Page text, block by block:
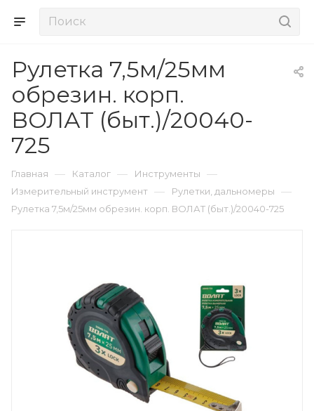
Рулетка 7,5м/25мм
обрезин. корп.
ВОЛАТ (быт.)/20040-
725
Главная — Каталог — Инструменты —
Измерительный инструмент — Рулетки, дальномеры —
Рулетка 7,5м/25мм обрезин. корп. ВОЛАТ (быт.)/20040-725